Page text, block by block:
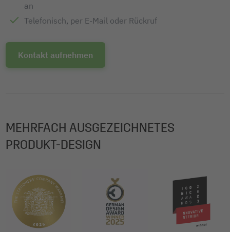
an
Telefonisch, per E-Mail oder Rückruf
Kontakt aufnehmen
MEHRFACH AUSGEZEICHNETES
PRODUKT-DESIGN